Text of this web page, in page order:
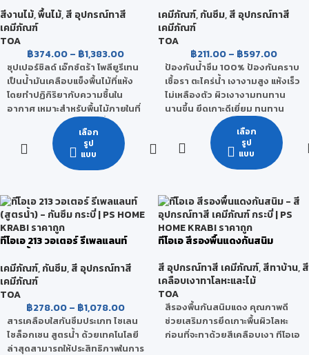
สีงานไม้,พื้นไม้,สี อุปกรณ์ทาสี
เคมีภัณฑ์
TOA
฿374.00– ฿1,383.00
ซุปเปอร์ชิลด์ เอ๊กซ์ตร้า โพลียูรีเทน
เป็นน้ำมันเคลือบแข็งพื้นไม้ที่แห้ง
โดยทำปฏิกิริยากับความชื้นใน
อากาศ เหมาะสำหรับพื้นไม้ภายในที่
ไม่มีแดดส่องถึง ทาง่าย ขึ้นฟิล์มไว
ให้ความเงางามสูง สามารถป้องกัน
แบคทีเรียได้ตลอดอายุการใช้งาน
ฟิล์มสีสามารถทนต่อการขูดขีด
ทนทานต่อการกระแทก ความร้อน
และ สารเคมีได้ดี
เลือก
รูป
แบบ
เคมีภัณฑ์,กันซึม,สี อุปกรณ์ทาสี
เคมีภัณฑ์
TOA
฿211.00 – ฿597.00
ป้องกันน้ำซึม 100% ป้องกันคราบ
เชื้อรา ตะไคร่น้ำ เงางามสูง แห้งเร็ว
ไม่เหลืองตัว ผิวเงางามทนทาน
นานขึ้น ยึดเกาะดีเยี่ยม ทนทาน
สภาวะอากาศ
ผลิตจากอะคริลิกโพลิเมอร์แท้
100% คุณภาพสูง (สูตรน้ำมัน) ที่ให้
เนื้อฟิล์มใสแข็ง ให้ความเงางามสูง
สภาพอากาศและแสง UV สามารถ
ป้องกันน้ำซึม และคราบสกปรกได้ดี
เปิดใช้งานได้ทันที ไม่ต้องผสม ใช้ได้
ทั้งภายนอกและภายใน
เลือก
รูป
แบบ
ทีโอเอ 213 วอเตอร์ รีเพลแลนท์
เคมีภัณฑ์,กันซึม,สี อุปกรณ์ทาสี
เคมีภัณฑ์
TOA
฿278.00– ฿1,078.00
สารเคลือบใสกันซึมประเภท ไซเลน
ไซล็อกเซน สูตรน้ำ ด้วยเทคโนโลยี
ล่าสุดสามารถให้ประสิทธิภาพในการ
ทีโอเอ สีรองพื้นแดงกันสนิม
สี อุปกรณ์ทาสี เคมีภัณฑ์,สีทาบ้าน,สี
เคลือบเงาทาโลหะและไม้
TOA
สีรองพื้นกันสนิมแดง คุณภาพดี
ช่วยเสริมการยึดเกาะพื้นผิวโลหะ
ก่อนที่จะทาด้วยสีเคลือบเงา ทีโอเอ